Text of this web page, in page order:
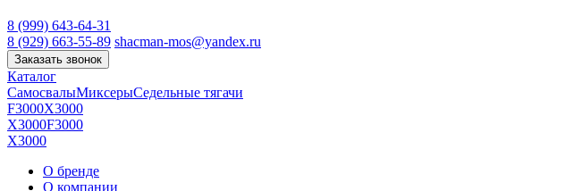
8 (999) 643-64-31
8 (929) 663-55-89 shacman-mos@yandex.ru
Заказать звонок
Каталог
СамосвалыМиксерыСедельные тягачи
F3000X3000
X3000F3000
X3000
О бренде
О компании